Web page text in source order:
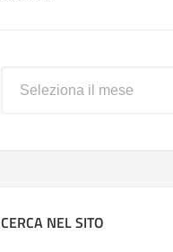
CERCA NEL SITO